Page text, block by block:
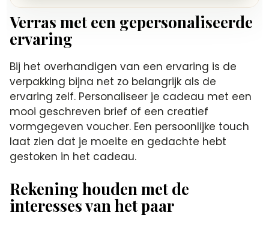
Verras met een gepersonaliseerde
ervaring
Bij het overhandigen van een ervaring is de
verpakking bijna net zo belangrijk als de
ervaring zelf. Personaliseer je cadeau met een
mooi geschreven brief of een creatief
vormgegeven voucher. Een persoonlijke touch
laat zien dat je moeite en gedachte hebt
gestoken in het cadeau.
Rekening houden met de
interesses van het paar